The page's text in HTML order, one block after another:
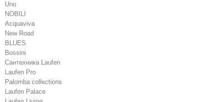
Uno
NOBILI
Acquaviva
New Road
BLUES
Bossini
Сантехника Laufen
Laufen Pro
Palomba collections
Laufen Palace